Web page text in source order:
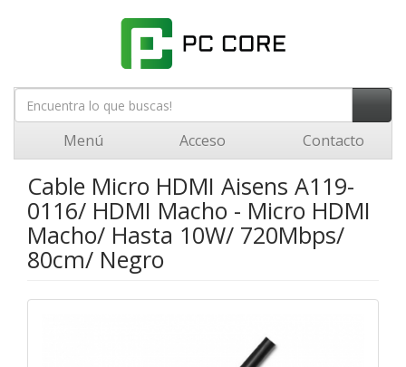
Menú Acceso Contacto
Cable Micro HDMI Aisens A119-
0116/ HDMI Macho - Micro HDMI
Macho/ Hasta 10W/ 720Mbps/
80cm/ Negro